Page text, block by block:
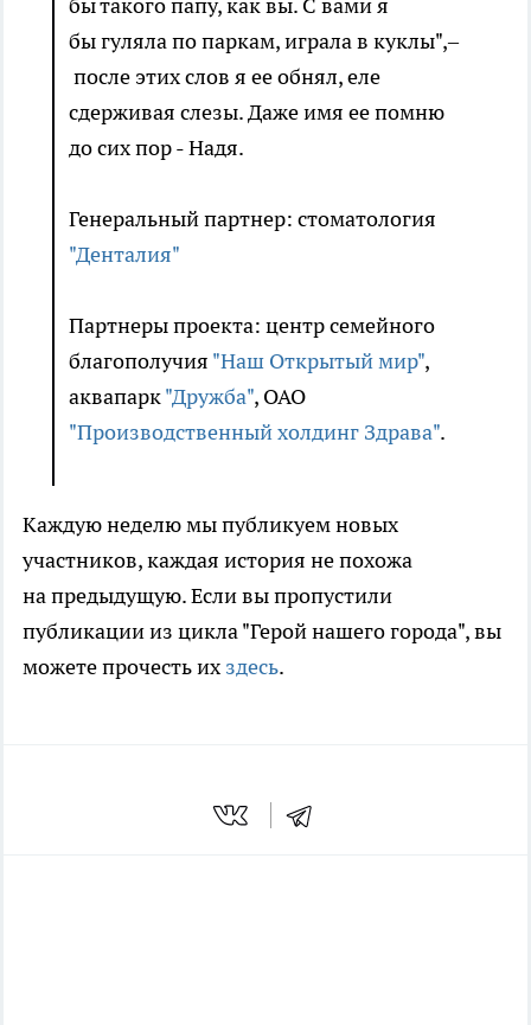
бы гуляла по паркам, играла в куклы",–
после этих слов я ее обнял, еле
сдерживая слезы. Даже имя ее помню
до сих пор - Надя.
Генеральный партнер: стоматология
"Денталия"
Партнеры проекта: центр семейного
благополучия "Наш Открытый мир",
аквапарк"Дружба", ОАО
"Производственный холдинг Здрава".
Каждую неделю мы публикуем новых
участников, каждая история не похожа
на предыдущую. Если вы пропустили
публикации из цикла "Герой нашего города", вы
можете прочесть их здесь.